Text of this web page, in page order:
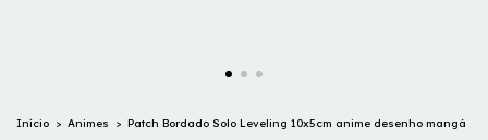
Início > Animes > Patch Bordado Solo Leveling 10x5cm anime desenho mangá